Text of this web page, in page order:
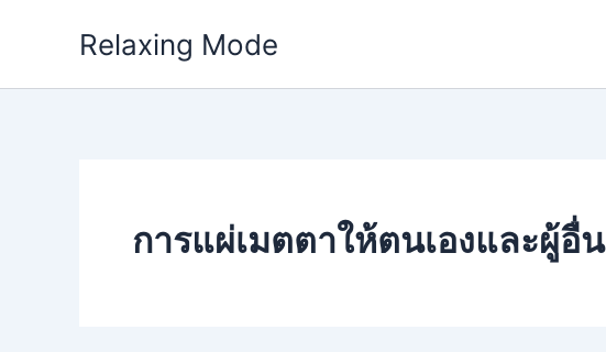
Relaxing Mode
การแผ่เมตตาให้ตนเองและผู้อื่น